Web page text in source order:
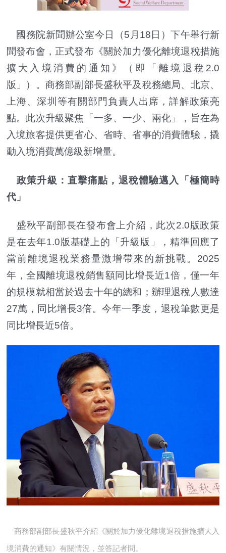
國務院新聞辦公室今日（5月18日）下午舉行新
聞發布會，正式發布《關於加力優化離境退稅措施
擴大入境消費的通知》（即「離境退稅2.0
版」）。商務部副部長盛秋平及稅務總局、北京、
上海、深圳等有關部門負責人出席，詳解政策亮
點。此次升級聚焦「一多、一少、兩化」，旨在為
入境旅客提供更省心、省時、省事的消費體驗，撬
動入境消費萬億級新增量。
政策升級：直擊痛點，退稅體驗邁入「極簡時
代」
盛秋平副部長在發布會上介紹，此次2.0版政策
是在去年1.0版基礎上的「升級版」，精準回應了
當前離境退稅業務量激增帶來的新挑戰。2025
年，全國離境退稅銷售額同比增長近1倍，僅一年
的規模就相當於過去十年的總和；辦理退稅人數達
27萬，同比增長3倍。今年一季度，退稅筆數更是
同比增長近5倍。
商務部副部長盛秋平介紹《關於加力優化離境退稅措施擴大入
境消費的通知》有關情況，並答記者問。